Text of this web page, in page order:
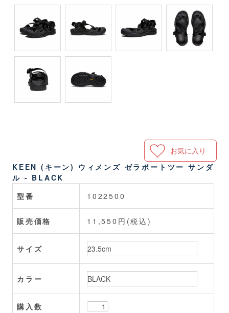
お気に入り
KEEN (キーン) ウィメンズ ゼラポートツー サンダ
ル - BLACK
型番
1022500
販売価格 11,550円(税込)
サイズ
カラー
購入数